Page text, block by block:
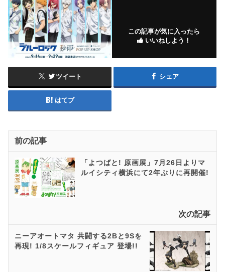
この記事が気に入ったら
いいねしよう！
ツイート シェア
はてブ
前の記事
「よつばと! 原画展」7月26日よりマ
ルイシティ横浜にて2年ぶりに再開催!
次の記事
ニーアオートマタ 共闘する2Bと9Sを
再現! 1/8スケールフィギュア 登場!!